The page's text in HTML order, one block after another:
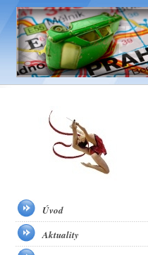
Úvod
Aktuality